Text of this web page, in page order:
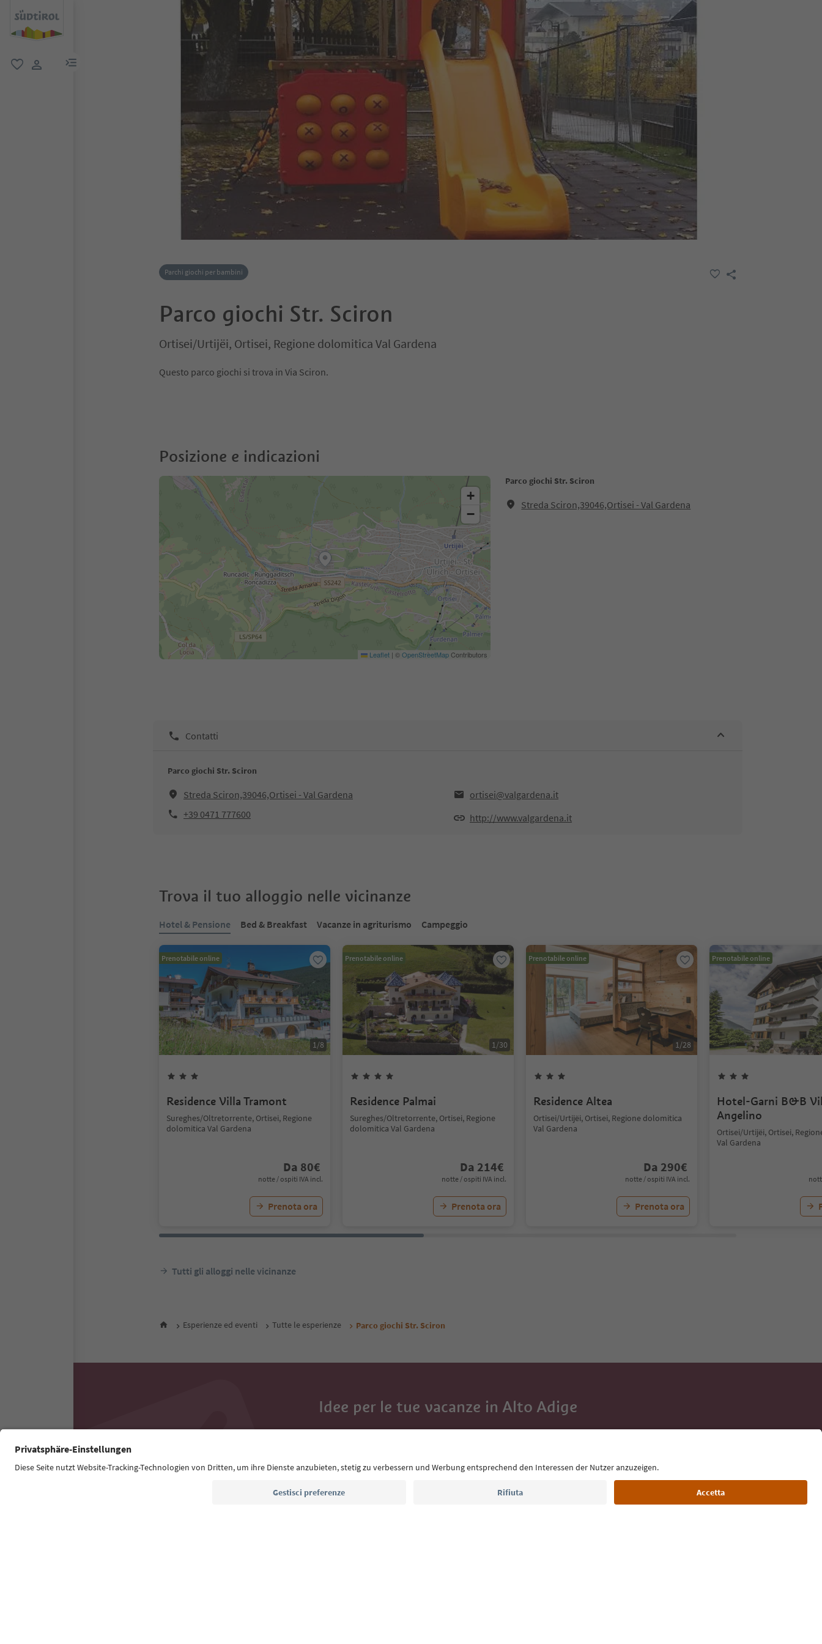
menu link
Parchi giochi per bambini
Parco giochi Str. Sciron
Ortisei/Urtijëi, Ortisei, Regione dolomitica Val Gardena
Questo parco giochi si trova in Via Sciron.
Posizione e indicazioni
Parco giochi Str. Sciron
Streda Sciron,39046,Ortisei - Val Gardena
+
−
Leaflet | ©OpenStreetMapContributors
Contatti
Parco giochi Str. Sciron
Streda Sciron,39046,Ortisei - Val Gardena
ortisei@valgardena.it
+39 0471 777600
http://www.valgardena.it
Trova il tuo alloggio nelle vicinanze
Hotel & Pensione Bed & Breakfast Vacanze in agriturismo Campeggio
Prenotabile online
1/8
Residence Villa Tramont
Sureghes/Oltretorrente, Ortisei, Regione
dolomitica Val Gardena
Da 80€
notte / ospiti IVA incl.
Prenota ora
Prenotabile online
1/30
Residence Palmai
Sureghes/Oltretorrente, Ortisei, Regione
dolomitica Val Gardena
Da 214€
notte / ospiti IVA incl.
Prenota ora
Prenotabile online
1/28
Residence Altea
Ortisei/Urtijëi, Ortisei, Regione dolomitica
Val Gardena
Da 290€
notte / ospiti IVA incl.
Prenota ora
Prenotabile online
Hotel-Garni B&B
Angelino
Ortisei/Urtijëi, Ortisei,
Val Gardena
Tutti gli alloggi nelle vicinanze
Esperienze ed eventi Tutte le esperienze Parco giochi Str. Sciron
Idee per le tue vacanze in Alto Adige
Con la newsletter dell’Alto Adige ricevi consigli per le tue vacanze,
Indirizzo e-mail*